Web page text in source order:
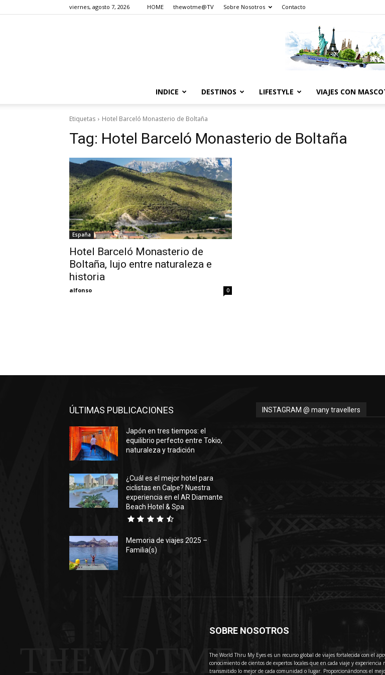
viernes, agosto 7, 2026 HOME thewotme@TV Sobre Nosotros Contacto
INDICE DESTINOS LIFESTYLE VIAJES CON
Etiquetas Hotel Barceló Monasterio de Boltaña
Tag: Hotel Barceló Monasterio de Boltaña
España
Hotel Barceló Monasterio de
Boltaña, lujo entre naturaleza e
historia
alfonso 0
ÚLTIMAS PUBLICACIONES
Japón en tres tiempos: el
equilibrio perfecto entre Tokio,
naturaleza y tradición
¿Cuál es el mejor hotel para
ciclistas en Calpe? Nuestra
experiencia en el AR Diamante
Beach Hotel & Spa
Memoria de viajes 2025 –
Familia(s)
INSTAGRAM @ many travellers
THEWOTME
SOBRE NOSOTROS
The World Thru My Eyes es un recurso global de viajes fortalecida con el
conocimiento de cientos de expertos locales que en cada viaje y experiencia
transmitido lo mejor de cada comunidad o lugar. Proporcionándonos el